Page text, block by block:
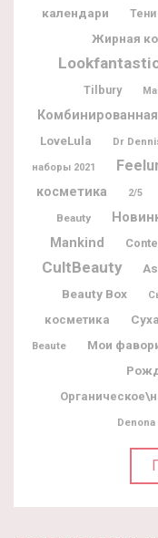
календари
Тени
Жирная
Tilbury
LoveLula Dr
наборы 2021
косметика
2/5
Beauty
Mankind
CultBeauty
Beauty Box
косметика
Beaute
Мои
Denona